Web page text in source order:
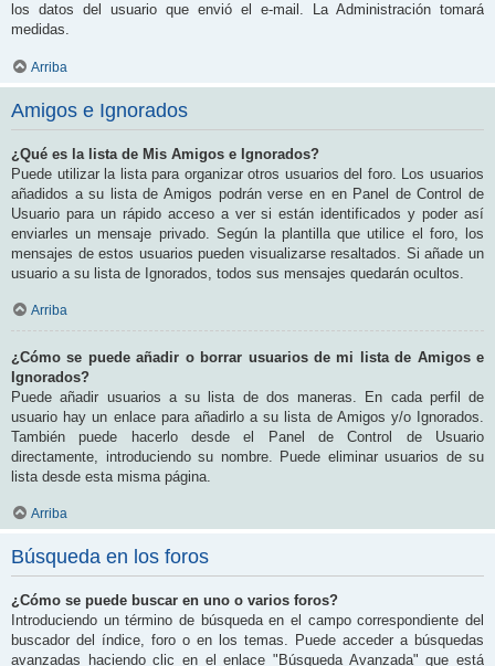
los datos del usuario que envió el e-mail. La Administración tomará
medidas.
Arriba
Amigos e Ignorados
¿Qué es la lista de Mis Amigos e Ignorados?
Puede utilizar la lista para organizar otros usuarios del foro. Los usuarios
añadidos a su lista de Amigos podrán verse en en Panel de Control de
Usuario para un rápido acceso a ver si están identificados y poder así
enviarles un mensaje privado. Según la plantilla que utilice el foro, los
mensajes de estos usuarios pueden visualizarse resaltados. Si añade un
usuario a su lista de Ignorados, todos sus mensajes quedarán ocultos.
Arriba
¿Cómo se puede añadir o borrar usuarios de mi lista de Amigos e
Ignorados?
Puede añadir usuarios a su lista de dos maneras. En cada perfil de
usuario hay un enlace para añadirlo a su lista de Amigos y/o Ignorados.
También puede hacerlo desde el Panel de Control de Usuario
directamente, introduciendo su nombre. Puede eliminar usuarios de su
lista desde esta misma página.
Arriba
Búsqueda en los foros
¿Cómo se puede buscar en uno o varios foros?
Introduciendo un término de búsqueda en el campo correspondiente del
buscador del índice, foro o en los temas. Puede acceder a búsquedas
avanzadas haciendo clic en el enlace "Búsqueda Avanzada" que está